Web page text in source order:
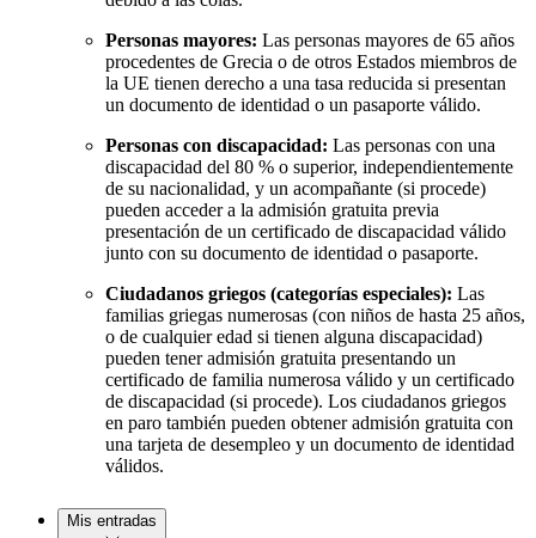
Personas mayores: Las personas mayores de 65 años
procedentes de Grecia o de otros Estados miembros de
la UE tienen derecho a una tasa reducida si presentan
un documento de identidad o un pasaporte válido.
Personas con discapacidad: Las personas con una
discapacidad del 80 % o superior, independientemente
de su nacionalidad, y un acompañante (si procede)
pueden acceder a la admisión gratuita previa
presentación de un certificado de discapacidad válido
junto con su documento de identidad o pasaporte.
Ciudadanos griegos (categorías especiales): Las
familias griegas numerosas (con niños de hasta 25 años,
o de cualquier edad si tienen alguna discapacidad)
pueden tener admisión gratuita presentando un
certificado de familia numerosa válido y un certificado
de discapacidad (si procede). Los ciudadanos griegos
en paro también pueden obtener admisión gratuita con
una tarjeta de desempleo y un documento de identidad
válidos.
Mis entradas